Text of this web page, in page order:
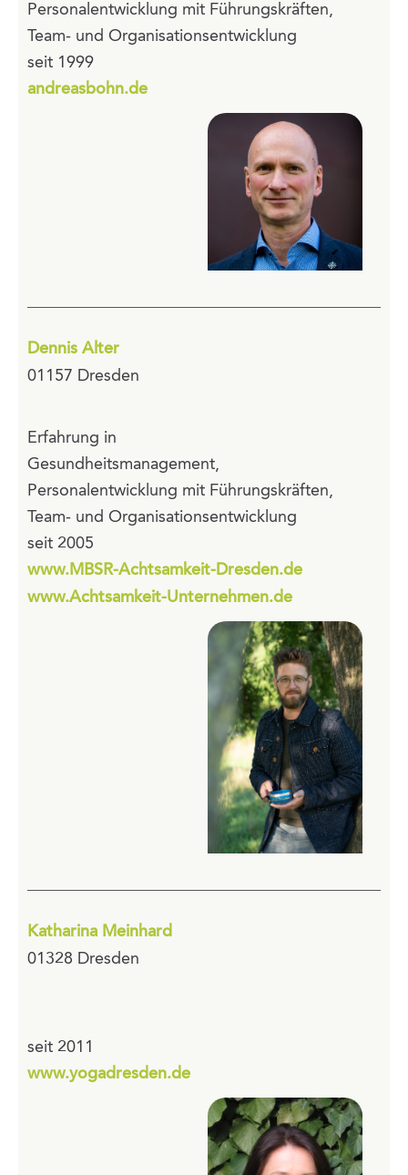
Personalentwicklung mit Führungskräften,
Team- und Organisationsentwicklung
seit 1999
andreasbohn.de
Dennis Alter
01157 Dresden
Erfahrung in
Gesundheitsmanagement,
Personalentwicklung mit Führungskräften,
Team- und Organisationsentwicklung
seit 2005
www.MBSR-Achtsamkeit-Dresden.de
www.Achtsamkeit-Unternehmen.de
Katharina Meinhard
01328 Dresden
seit 2011
www.yogadresden.de